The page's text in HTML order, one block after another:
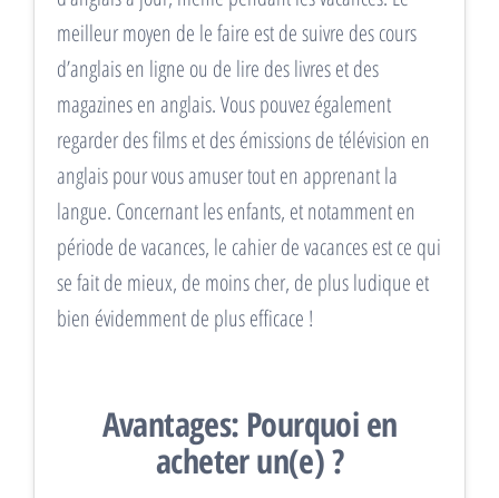
meilleur moyen de le faire est de suivre des cours
d’anglais en ligne ou de lire des livres et des
magazines en anglais. Vous pouvez également
regarder des films et des émissions de télévision en
anglais pour vous amuser tout en apprenant la
langue. Concernant les enfants, et notamment en
période de vacances, le cahier de vacances est ce qui
se fait de mieux, de moins cher, de plus ludique et
bien évidemment de plus efficace !
Avantages: Pourquoi en
acheter un(e) ?